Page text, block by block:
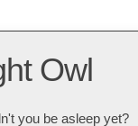
Owl
you be asleep yet?